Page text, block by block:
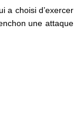
a choisi d’exercer
une attaque